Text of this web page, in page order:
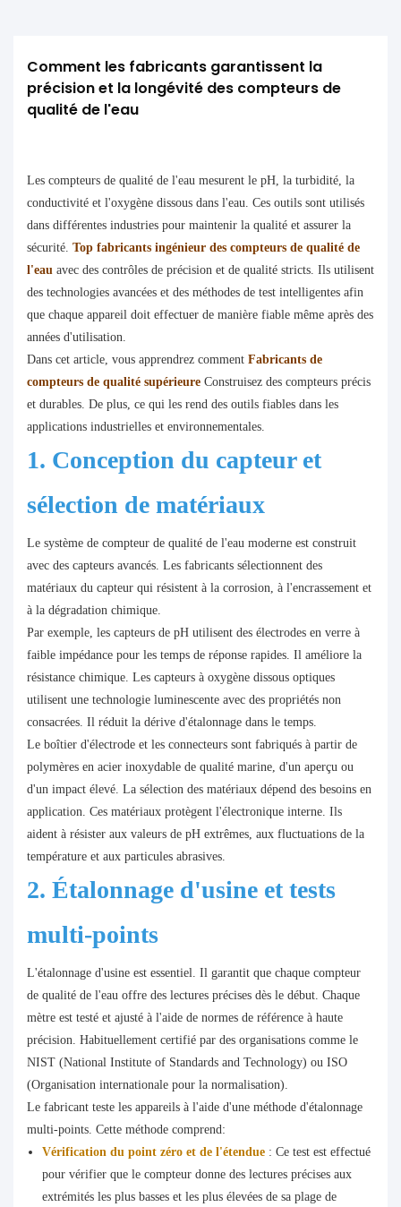
Comment les fabricants garantissent la
précision et la longévité des compteurs de
qualité de l'eau
Les compteurs de qualité de l'eau mesurent le pH, la turbidité, la
conductivité et l'oxygène dissous dans l'eau. Ces outils sont utilisés
dans différentes industries pour maintenir la qualité et assurer la
sécurité. Top fabricants ingénieur des compteurs de qualité de
l'eau avec des contrôles de précision et de qualité stricts. Ils utilisent
des technologies avancées et des méthodes de test intelligentes afin
que chaque appareil doit effectuer de manière fiable même après des
années d'utilisation.
Dans cet article, vous apprendrez comment Fabricants de
compteurs de qualité supérieure Construisez des compteurs précis
et durables. De plus, ce qui les rend des outils fiables dans les
applications industrielles et environnementales.
1. Conception du capteur et
sélection de matériaux
Le système de compteur de qualité de l'eau moderne est construit
avec des capteurs avancés. Les fabricants sélectionnent des
matériaux du capteur qui résistent à la corrosion, à l'encrassement et
à la dégradation chimique.
Par exemple, les capteurs de pH utilisent des électrodes en verre à
faible impédance pour les temps de réponse rapides. Il améliore la
résistance chimique. Les capteurs à oxygène dissous optiques
utilisent une technologie luminescente avec des propriétés non
consacrées. Il réduit la dérive d'étalonnage dans le temps.
Le boîtier d'électrode et les connecteurs sont fabriqués à partir de
polymères en acier inoxydable de qualité marine, d'un aperçu ou
d'un impact élevé. La sélection des matériaux dépend des besoins en
application. Ces matériaux protègent l'électronique interne. Ils
aident à résister aux valeurs de pH extrêmes, aux fluctuations de la
température et aux particules abrasives.
2. Étalonnage d'usine et tests
multi-points
L'étalonnage d'usine est essentiel. Il garantit que chaque compteur
de qualité de l'eau offre des lectures précises dès le début. Chaque
mètre est testé et ajusté à l'aide de normes de référence à haute
précision. Habituellement certifié par des organisations comme le
NIST (National Institute of Standards and Technology) ou ISO
(Organisation internationale pour la normalisation).
Le fabricant teste les appareils à l'aide d'une méthode d'étalonnage
multi-points. Cette méthode comprend:
Vérification du point zéro et de l'étendue : Ce test est effectué
pour vérifier que le compteur donne des lectures précises aux
extrémités les plus basses et les plus élevées de sa plage de